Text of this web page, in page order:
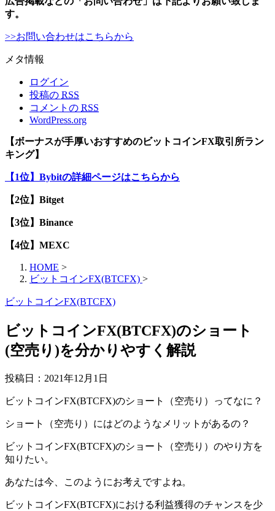
す。
>>お問い合わせはこちらから
メタ情報
ログイン
投稿の RSS
コメントの RSS
WordPress.org
【ボーナスが手厚いおすすめのビットコインFX取引所ラン
キング】
【1位】Bybitの詳細ページはこちらから
【2位】Bitget
【3位】Binance
【4位】MEXC
HOME >
ビットコインFX(BTCFX) >
ビットコインFX(BTCFX)
ビットコインFX(BTCFX)のショート
(空売り)を分かりやすく解説
投稿日： 2021年12月1日
ビットコインFX(BTCFX)のショート（空売り）ってなに？
ショート（空売り）にはどのようなメリットがあるの？
ビットコインFX(BTCFX)のショート（空売り）のやり方を
知りたい。
あなたは今、このようにお考えですよね。
ビットコインFX(BTCFX)における利益獲得のチャンスを少